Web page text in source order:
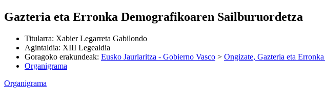
Gazteria eta Erronka Demografikoaren Sailburuordetza
Titularra: Xabier Legarreta Gabilondo
Agintaldia: XIII Legealdia
Goragoko erakundeak: Eusko Jaurlaritza - Gobierno Vasco > Ongizate, Gazteria eta
Organigrama
Organigrama